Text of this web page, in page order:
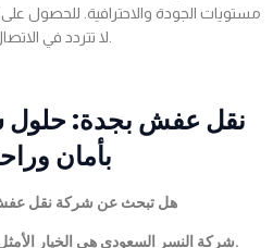
مستويات الجودة والاحترافية. للحصول
نقل عفش بجدة: حلول
بأمان
هل تبحث عن شركة نقل
شركة النسر السعودي هي الخيار الأمثل لنقل عفشك بأمان وراحة بال.